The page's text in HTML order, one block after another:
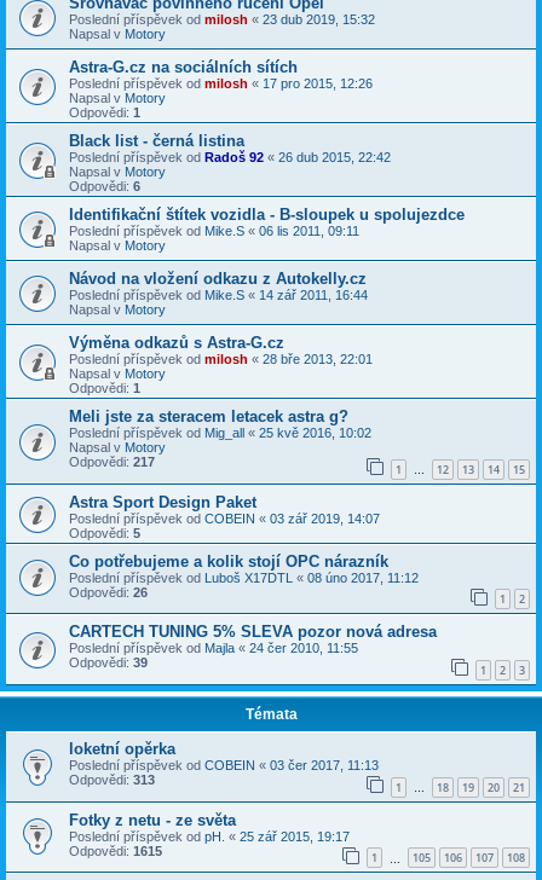
Poslední příspěvek od milosh « 23 dub 2019, 15:32
Napsal v Motory
Astra-G.cz na sociálních sítích
Poslední příspěvek od milosh « 17 pro 2015, 12:26
Napsal v Motory
Odpovědi: 1
Black list - černá listina
Poslední příspěvek od Radoš 92 « 26 dub 2015, 22:42
Napsal v Motory
Odpovědi: 6
Identifikační štítek vozidla - B-sloupek u spolujezdce
Poslední příspěvek od Mike.S « 06 lis 2011, 09:11
Napsal v Motory
Návod na vložení odkazu z Autokelly.cz
Poslední příspěvek od Mike.S « 14 zář 2011, 16:44
Napsal v Motory
Výměna odkazů s Astra-G.cz
Poslední příspěvek od milosh « 28 bře 2013, 22:01
Napsal v Motory
Odpovědi: 1
Meli jste za steracem letacek astra g?
Poslední příspěvek od Mig_all « 25 kvě 2016, 10:02
Napsal v Motory
Odpovědi: 217 1 … 12 13 14 15
Astra Sport Design Paket
Poslední příspěvek od COBEIN « 03 zář 2019, 14:07
Odpovědi: 5
Co potřebujeme a kolik stojí OPC nárazník
Poslední příspěvek od Luboš X17DTL « 08 úno 2017, 11:12
Odpovědi: 26 1 2
CARTECH TUNING 5% SLEVA pozor nová adresa
Poslední příspěvek od Majla « 24 čer 2010, 11:55
Odpovědi: 39 1 2 3
Témata
loketní opěrka
Poslední příspěvek od COBEIN « 03 čer 2017, 11:13
Odpovědi: 313 1 … 18 19 20 21
Fotky z netu - ze světa
Poslední příspěvek od pH. « 25 zář 2015, 19:17
Odpovědi: 1615 1 105 106 107 108